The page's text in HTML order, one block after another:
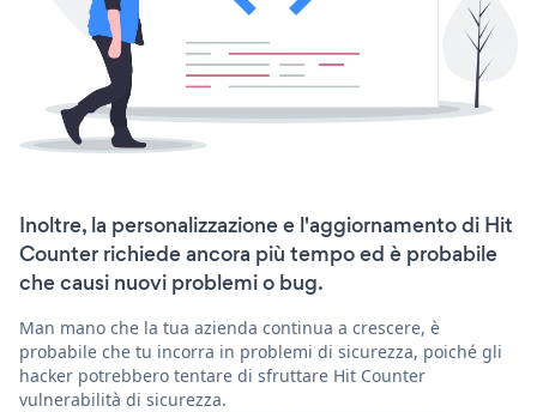
Inoltre, la personalizzazione e l'aggiornamento di Hit
Counter richiede ancora più tempo ed è probabile
che causi nuovi problemi o bug.
Man mano che la tua azienda continua a crescere, è
probabile che tu incorra in problemi di sicurezza, poiché gli
hacker potrebbero tentare di sfruttare Hit Counter
vulnerabilità di sicurezza.